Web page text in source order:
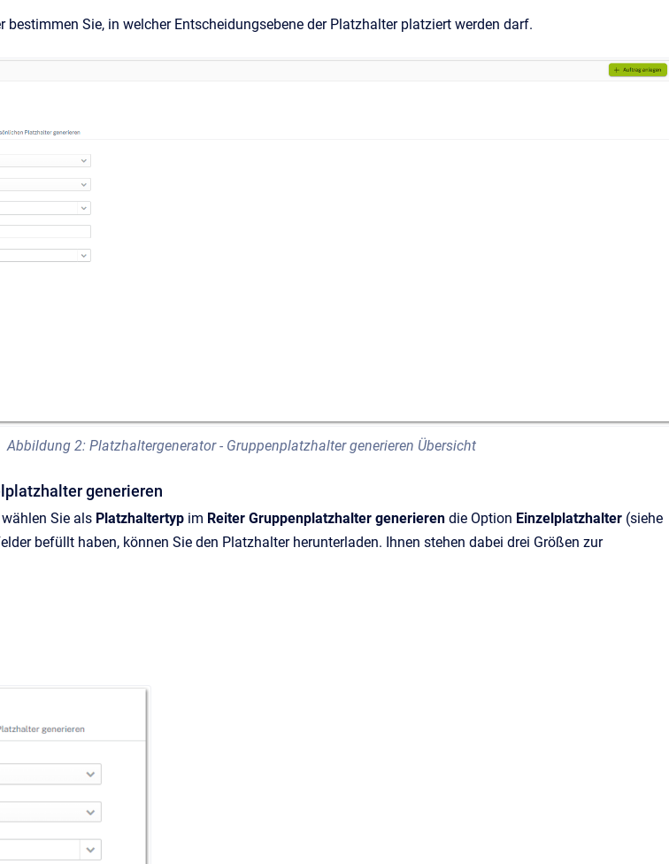
bestimmen Sie, in welcher Entscheidungsebene der Platzhalter platziert werden darf.
Abbildung 2: Platzhaltergenerator - Gruppenplatzhalter generieren Übersicht
generieren
Sie als Platzhaltertyp im Reiter Gruppenplatzhalter generieren die Option Einzelplatzhalter (siehe
befüllt haben, können Sie den Platzhalter herunterladen. Ihnen stehen dabei drei Größen zur